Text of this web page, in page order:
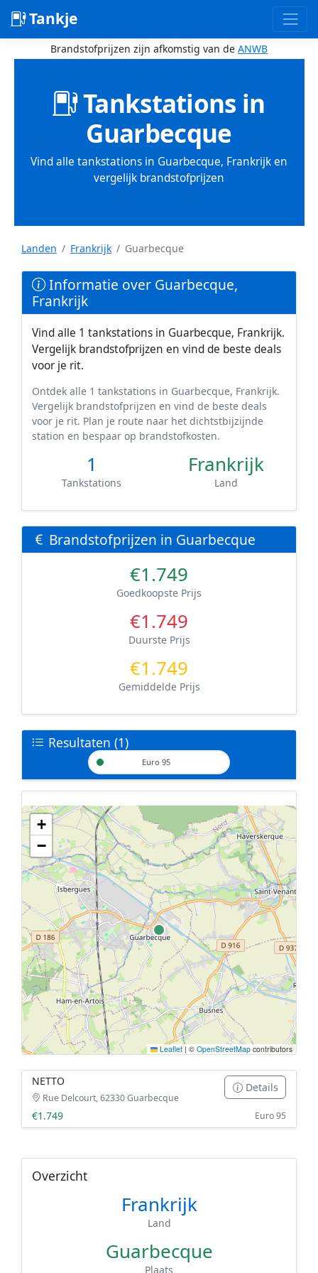
Tankje
Brandstofprijzen zijn afkomstig van de ANWB
Tankstations in
Guarbecque
Vind alle tankstations in Guarbecque, Frankrijk en
vergelijk brandstofprijzen
Landen Frankrijk Guarbecque
Informatie over Guarbecque,
Frankrijk
Vind alle 1 tankstations in Guarbecque, Frankrijk.
Vergelijk brandstofprijzen en vind de beste deals
voor je rit.
Ontdek alle 1 tankstations in Guarbecque, Frankrijk.
Vergelijk brandstofprijzen en vind de beste deals
voor je rit. Plan je route naar het dichtstbijzijnde
station en bespaar op brandstofkosten.
1
Tankstations
Frankrijk
Land
Brandstofprijzen in Guarbecque
€1.749
Goedkoopste Prijs
€1.749
Duurste Prijs
€1.749
Gemiddelde Prijs
Resultaten (1)
Euro 95
Geen tankstations met locatiegegevens gevonden.
De kaart kan niet worden weergegeven zonder GPS coördinaten.
+
−
Leaflet | © OpenStreetMap contributors
NETTO
Rue Delcourt, 62330 Guarbecque
Details
€1.749 Euro 95
Overzicht
Frankrijk
Land
Guarbecque
Plaats